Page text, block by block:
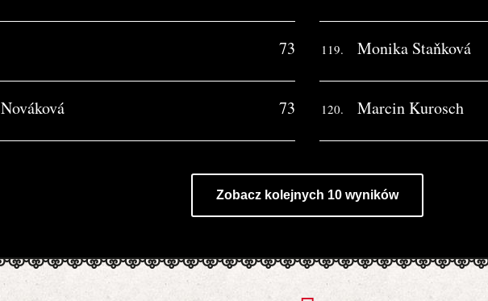
73
73
119. Monika Staňková
120. Marcin Kurosch
Zobacz kolejnych 10 wyników